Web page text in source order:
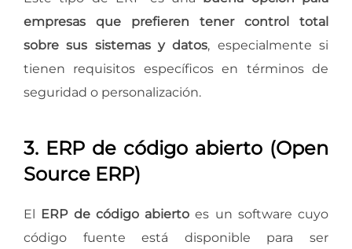
empresas que prefieren tener control total
sobre sus sistemas y datos, especialmente si
tienen requisitos específicos en términos de
seguridad o personalización.
3. ERP de código abierto (Open
Source ERP)
El ERP de código abierto es un software cuyo
código fuente está disponible para ser